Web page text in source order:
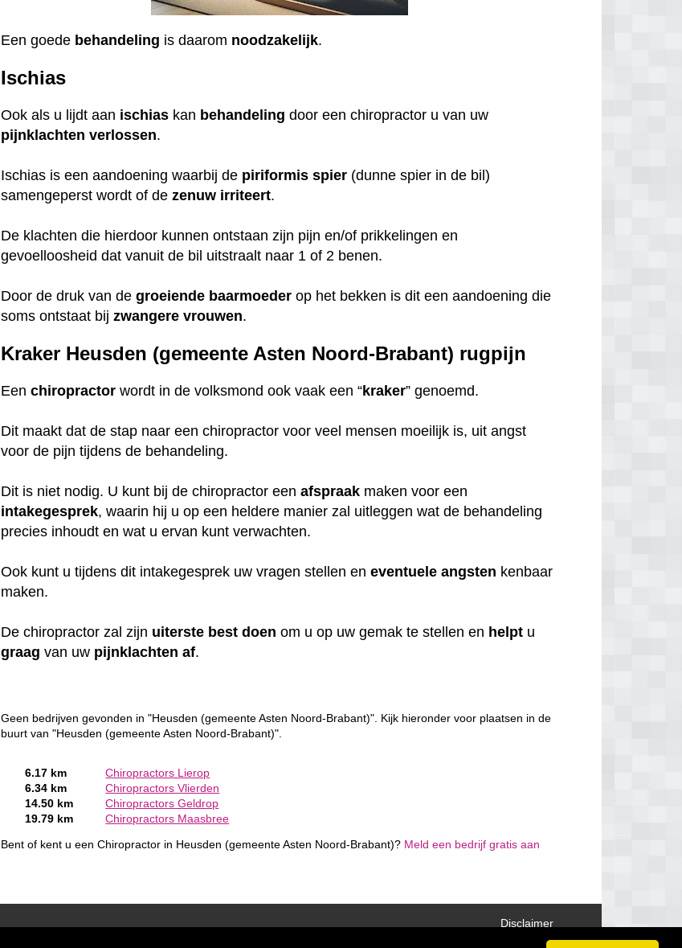
Een goede behandeling is daarom noodzakelijk.
Ischias
Ook als u lijdt aan ischias kan behandeling door een chiropractor u van uw
pijnklachten verlossen.
Ischias is een aandoening waarbij de piriformis spier (dunne spier in de bil)
samengeperst wordt of dezenuw irriteert.
De klachten die hierdoor kunnen ontstaan zijn pijn en/of prikkelingen en
gevoelloosheid dat vanuit de bil uitstraalt naar 1 of 2 benen.
Door de druk van degroeiende baarmoeder op het bekken is dit een aandoening die
soms ontstaat bijzwangere vrouwen.
Kraker Heusden (gemeente Asten Noord-Brabant) rugpijn
Eenchiropractor wordt in de volksmond ook vaak een “kraker” genoemd.
Dit maakt dat de stap naar een chiropractor voor veel mensen moeilijk is, uit angst
voor de pijn tijdens de behandeling.
Dit is niet nodig. U kunt bij de chiropractor eenafspraak maken voor een
intakegesprek, waarin hij u op een heldere manier zal uitleggen wat de behandeling
precies inhoudt en wat u ervan kunt verwachten.
Ook kunt u tijdens dit intakegesprek uw vragen stellen eneventuele angsten kenbaar
maken.
De chiropractor zal zijn uiterste best doen om u op uw gemak te stellen en helpt u
graag van uw pijnklachten af.
Geen bedrijven gevonden in "Heusden (gemeente Asten Noord-Brabant)". Kijk hieronder voor plaatsen in de
buurt van "Heusden (gemeente Asten Noord-Brabant)".
6.17 km
Chiropractors Lierop
6.34 km
Chiropractors Vlierden
14.50 km
Chiropractors Geldrop
19.79 km
Chiropractors Maasbree
Bent of kent u een Chiropractor in Heusden (gemeente Asten Noord-Brabant)? Meld een bedrijf gratis aan
Disclaimer